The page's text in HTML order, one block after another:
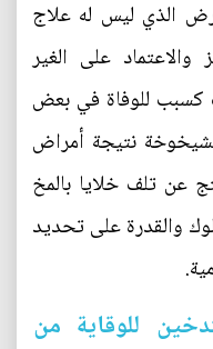
حتى 2050، والمرض الذي ليس له علاج
على الغير
كسبب للوفاة في بعض
نتيجة أمراض
عن تلف خلايا بالمخ
والقدرة على تحديد
للوقاية من